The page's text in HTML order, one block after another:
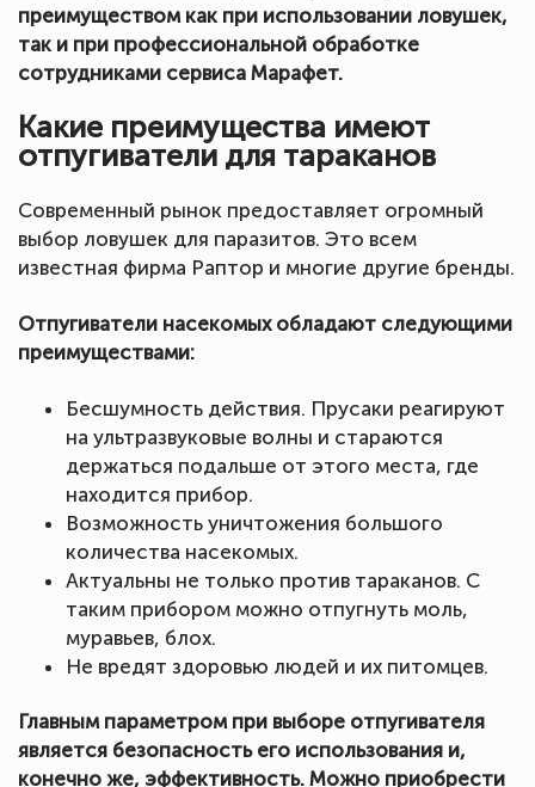
преимуществом как при использовании ловушек,
так и при профессиональной обработке
сотрудниками сервиса Марафет.
Какие преимущества имеют
отпугиватели для тараканов
Современный рынок предоставляет огромный
выбор ловушек для паразитов. Это всем
известная фирма Раптор и многие другие бренды.
Отпугиватели насекомых обладают следующими
преимуществами:
Бесшумность действия. Прусаки реагируют
на ультразвуковые волны и стараются
держаться подальше от этого места, где
находится прибор.
Возможность уничтожения большого
количества насекомых.
Актуальны не только против тараканов. С
таким прибором можно отпугнуть моль,
муравьев, блох.
Не вредят здоровью людей и их питомцев.
Главным параметром при выборе отпугивателя
является безопасность его использования и,
конечно же, эффективность. Можно приобрести